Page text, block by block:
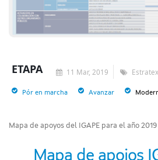
11 Mar, 2019
ETAPA
Pór en marcha Avanzar
Mapa de apoyos del IGAPE para el año 2019
Mapa de apoios